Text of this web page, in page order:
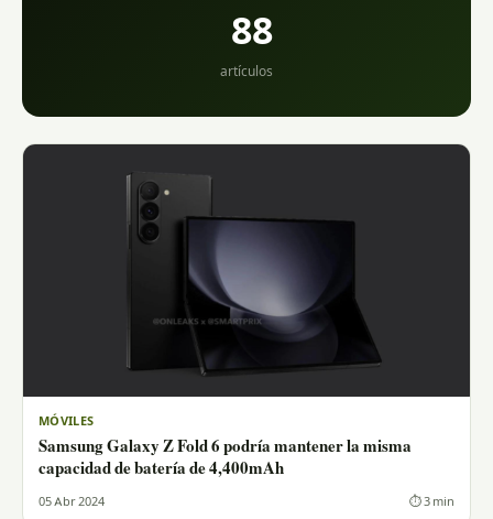
88
artículos
MÓVILES
Samsung Galaxy Z Fold 6 podría mantener la misma
capacidad de batería de 4,400mAh
05 Abr 2024 ⏱ 3 min